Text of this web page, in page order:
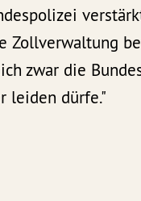
Zollverwaltung
zwar die
leiden dürfe."